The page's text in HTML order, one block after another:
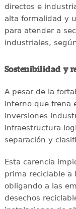
directos e
alta formalidad y
para atender a
industriales,
Sostenibilidad y
A pesar de la
interno que frena
inversiones
infraestructura
separación y
Esta carencia
prima reciclable a
obligando a las
desechos